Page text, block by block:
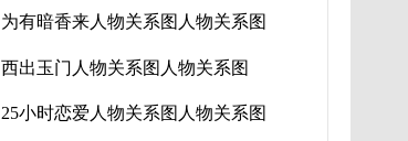
为有暗香来人物关系图人物关系图
西出玉门人物关系图人物关系图
25小时恋爱人物关系图人物关系图